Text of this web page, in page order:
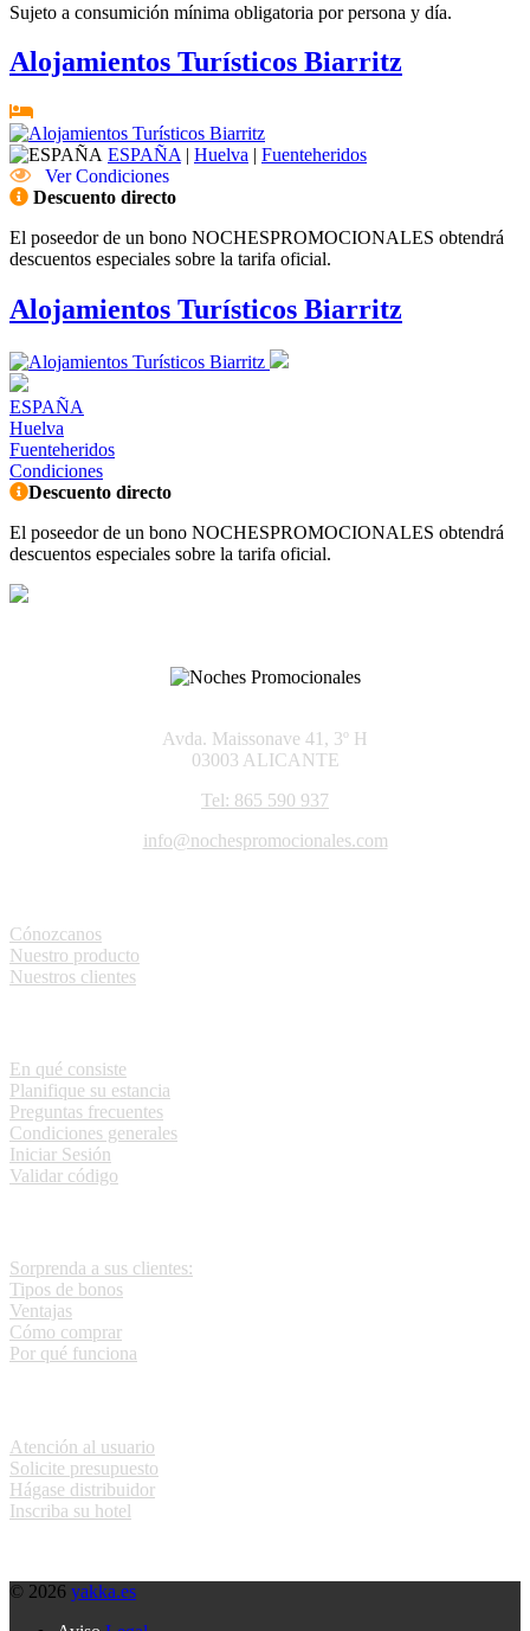
Sujeto a consumición mínima obligatoria por persona y día.
Alojamientos Turísticos Biarritz
ESPAÑA | Huelva | Fuenteheridos
Ver Condiciones
Descuento directo
El poseedor de un bono NOCHESPROMOCIONALES obtendrá
descuentos especiales sobre la tarifa oficial.
Alojamientos Turísticos Biarritz
ESPAÑA
Huelva
Fuenteheridos
Condiciones
Descuento directo
El poseedor de un bono NOCHESPROMOCIONALES obtendrá
descuentos especiales sobre la tarifa oficial.
Avda. Maissonave 41, 3º H
03003 ALICANTE
Tel: 865 590 937
info@nochespromocionales.com
Cónozcanos
Nuestro producto
Nuestros clientes
En qué consiste
Planifique su estancia
Preguntas frecuentes
Condiciones generales
Iniciar Sesión
Validar código
Sorprenda a sus clientes:
Tipos de bonos
Ventajas
Cómo comprar
Por qué funciona
Atención al usuario
Solicite presupuesto
Hágase distribuidor
Inscriba su hotel
© 2026 yakka.es